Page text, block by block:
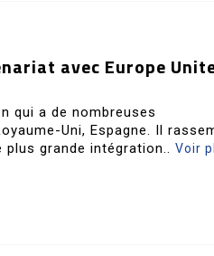
avec Europe
qui a de nombreuses
Uni, Espagne. Il
grande intégration.. Voir